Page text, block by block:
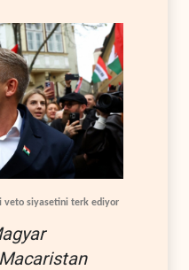
veto siyasetini terk ediyor